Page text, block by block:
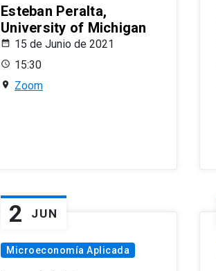
Esteban Peralta,
University of Michigan
15 de Junio de 2021
15:30
Zoom
2 JUN
Microeconomía Aplicada